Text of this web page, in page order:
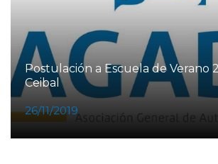
Postulación a Escuela de Verano
Ceibal
26/11/2019